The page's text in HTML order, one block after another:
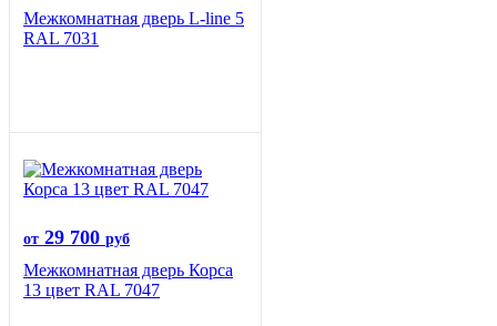
Межкомнатная дверь L-line 5
RAL 7031
от 29 700 руб
Межкомнатная дверь Корса
13 цвет RAL 7047